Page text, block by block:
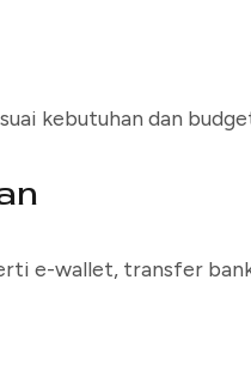
kebutuhan dan
e-wallet, transfer